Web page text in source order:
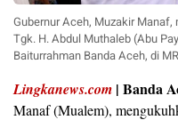
Gubernur Aceh, Muzakir
Tgk. H. Abdul Muthaleb (Abu
Baiturrahman Banda Aceh, di
Lingkanews.com | Banda
Manaf (Mualem),